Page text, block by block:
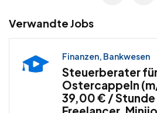
Verwandte Jobs
Finanzen, Bankwesen
Steuerberater
Ostercappeln
39,00 € / Stunde